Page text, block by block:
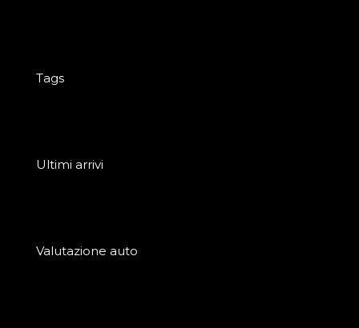
Tags
Ultimi arrivi
Valutazione auto